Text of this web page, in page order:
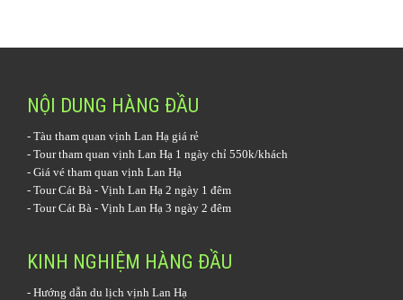
NỘI DUNG HÀNG ĐẦU
- Tàu tham quan vịnh Lan Hạ giá rẻ
- Tour tham quan vịnh Lan Hạ 1 ngày chỉ 550k/khách
- Giá vé tham quan vịnh Lan Hạ
- Tour Cát Bà - Vịnh Lan Hạ 2 ngày 1 đêm
- Tour Cát Bà - Vịnh Lan Hạ 3 ngày 2 đêm
KINH NGHIỆM HÀNG ĐẦU
- Hướng dẫn du lịch vịnh Lan Hạ